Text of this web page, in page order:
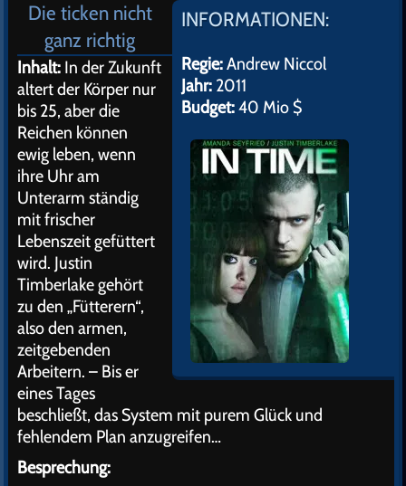
INFORMATIONEN:
Regie:Andrew Niccol
Jahr:2011
Budget:40 Mio $
Die ticken nicht
ganz richtig
Inhalt: In der Zukunft
altert der Körper nur
bis 25, aber die
Reichen können
ewig leben, wenn
ihre Uhr am
Unterarm ständig
mit frischer
Lebenszeit gefüttert
wird. Justin
Timberlake gehört
zu den „Fütterern“,
also den armen,
zeitgebenden
Arbeitern. – Bis er
eines Tages
beschließt, das System mit purem Glück und
fehlendem Plan anzugreifen…
Besprechung: